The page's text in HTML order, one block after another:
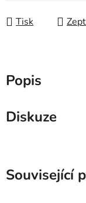
Tisk
Popis
Diskuze
Související